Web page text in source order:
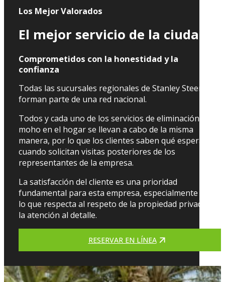
Los Mejor Valorados
El mejor servicio de la ciudad
Comprometidos con la honestidad y la
confianza
Todas las sucursales regionales de Stanley Steemer
forman parte de una red nacional.
Todos y cada uno de los servicios de eliminación de
moho en el hogar se llevan a cabo de la misma
manera, por lo que los clientes saben qué esperar
cuando solicitan visitas posteriores de los
representantes de la empresa.
La satisfacción del cliente es una prioridad
fundamental para esta empresa, especialmente en
lo que respecta al respeto de la propiedad privada y
la atención al detalle.
RESERVAR EN LÍNEA